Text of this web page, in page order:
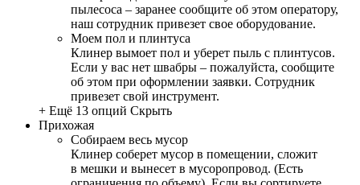
пылесоса – заранее сообщите об этом оператору,
наш сотрудник привезет свое оборудование.
Моем пол и плинтуса
Клинер вымоет пол и уберет пыль с плинтусов.
Если у вас нет швабры – пожалуйста, сообщите
об этом при оформлении заявки. Сотрудник
привезет свой инструмент.
+ Ещё 13 опций Скрыть
Прихожая
Собираем весь мусор
Клинер соберет мусор в помещении, сложит
в мешки и вынесет в мусоропровод. (Есть